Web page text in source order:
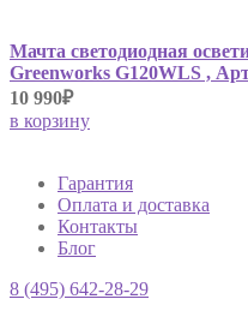
Мачта светодиодная
Greenworks G120WLS ,
10 990₽
в корзину
Гарантия
Оплата и доставка
Контакты
Блог
8 (495) 642-28-29